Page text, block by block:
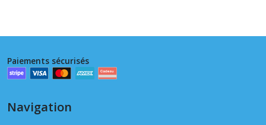
Paiements sécurisés
Navigation